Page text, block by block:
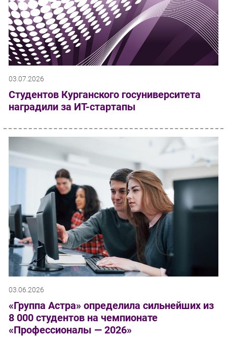
03.07.2026
Студентов Курганского госуниверситета
наградили за ИТ-стартапы
03.06.2026
«Группа Астра» определила сильнейших из
8 000 студентов на чемпионате
«Профессионалы — 2026»